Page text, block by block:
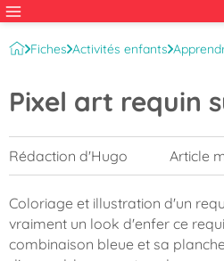
Fiches Activités enfants
Pixel art requin
Rédaction d'Hugo Article
Coloriage et illustration d'un
vraiment un look d'enfer ce
combinaison bleue et sa